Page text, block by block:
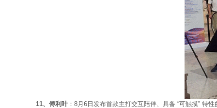
11、傅利叶 ：8月6日发布首款主打交互陪伴、具备 “可触摸” 特